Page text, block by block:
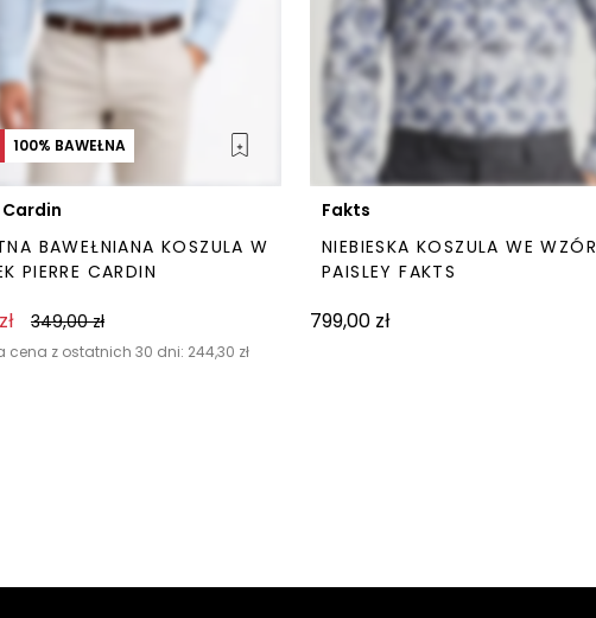
100% BAWEŁNA
BAWEŁNIANA KOSZULA W
PIERRE CARDIN
zł 349,00zł
cena z ostatnich 30 dni: 244,30 zł
Fakts
NIEBIESKA KOSZULA WE WZÓR
PAISLEY FAKTS
799,00 zł